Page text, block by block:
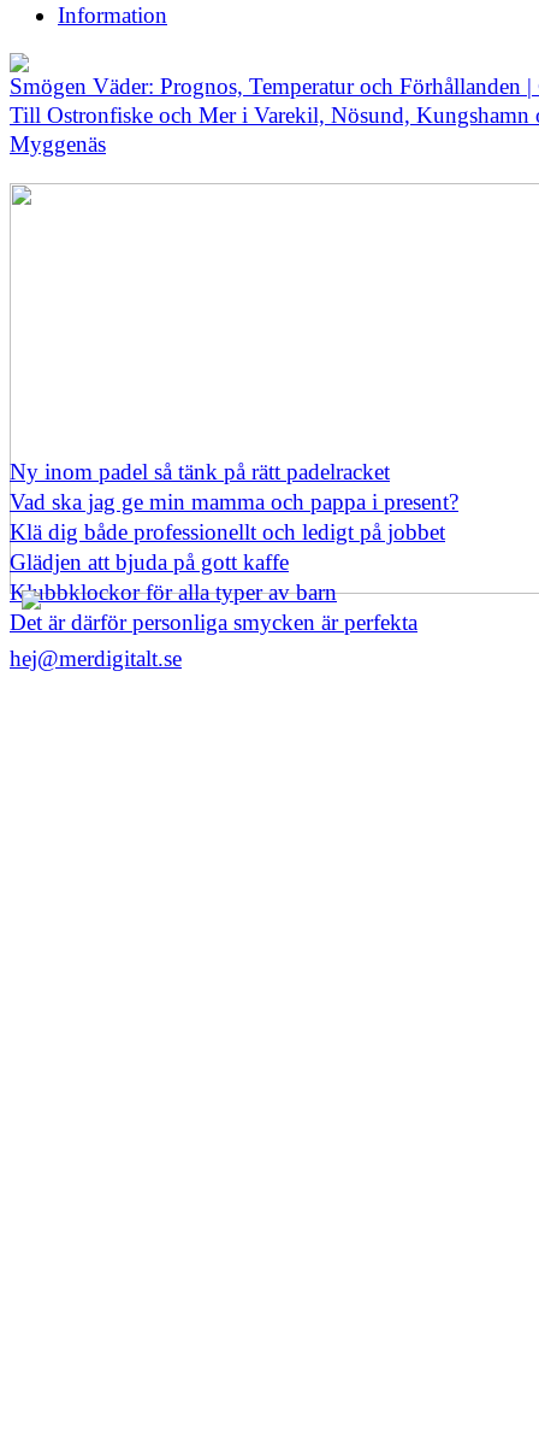
Information
Smögen Väder: Prognos, Temperatur och Förhållanden |
Till Ostronfiske och Mer i Varekil, Nösund, Kungshamn
Myggenäs
Ny inom padel så tänk på rätt padelracket
Vad ska jag ge min mamma och pappa i present?
Klä dig både professionellt och ledigt på jobbet
Glädjen att bjuda på gott kaffe
Klubbklockor för alla typer av barn
Det är därför personliga smycken är perfekta
hej@merdigitalt.se